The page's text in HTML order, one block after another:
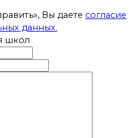
Вы даете согласие
данных.
школ